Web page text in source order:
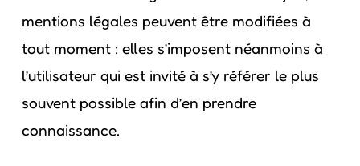
mentions légales peuvent être modifiées à
tout moment : elles s’imposent néanmoins à
l’utilisateur qui est invité à s’y référer le plus
souvent possible afin d’en prendre
connaissance.